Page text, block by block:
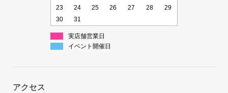
23
24 25 26 27 28
29
30
31
実店舗営業日
イベント開催日
アクセス